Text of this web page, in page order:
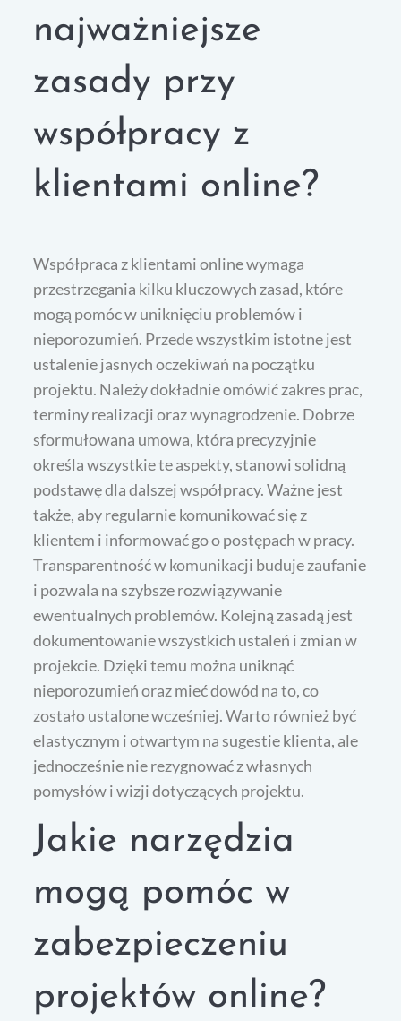
najważniejsze
zasady przy
współpracy z
klientami online?
Współpraca z klientami online wymaga
przestrzegania kilku kluczowych zasad, które
mogą pomóc w uniknięciu problemów i
nieporozumień. Przede wszystkim istotne jest
ustalenie jasnych oczekiwań na początku
projektu. Należy dokładnie omówić zakres prac,
terminy realizacji oraz wynagrodzenie. Dobrze
sformułowana umowa, która precyzyjnie
określa wszystkie te aspekty, stanowi solidną
podstawę dla dalszej współpracy. Ważne jest
także, aby regularnie komunikować się z
klientem i informować go o postępach w pracy.
Transparentność w komunikacji buduje zaufanie
i pozwala na szybsze rozwiązywanie
ewentualnych problemów. Kolejną zasadą jest
dokumentowanie wszystkich ustaleń i zmian w
projekcie. Dzięki temu można uniknąć
nieporozumień oraz mieć dowód na to, co
zostało ustalone wcześniej. Warto również być
elastycznym i otwartym na sugestie klienta, ale
jednocześnie nie rezygnować z własnych
pomysłów i wizji dotyczących projektu.
Jakie narzędzia
mogą pomóc w
zabezpieczeniu
projektów online?